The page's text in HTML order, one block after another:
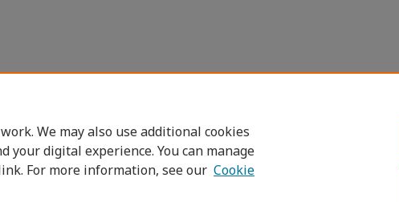
We may also use additional cookies
your digital experience. You can manage
For more information, see our Cookie